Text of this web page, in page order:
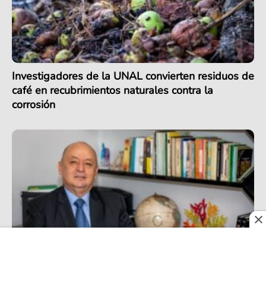
Investigadores de la UNAL convierten residuos de
café en recubrimientos naturales contra la
corrosión